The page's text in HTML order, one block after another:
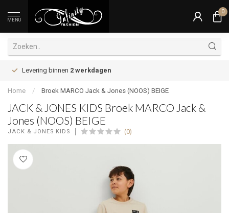
MENU
0
Levering binnen 2 werkdagen
Home / Broek MARCO Jack & Jones (NOOS) BEIGE
JACK & JONES KIDS Broek MARCO Jack &
Jones (NOOS) BEIGE
JACK & JONES KIDS (0)